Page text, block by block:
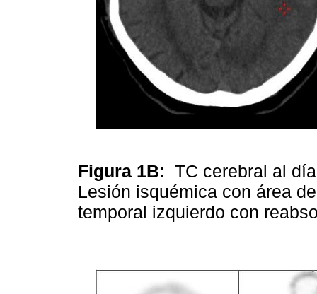
Figura 1B: TC cerebral al
Lesión isquémica con área
temporal izquierdo con